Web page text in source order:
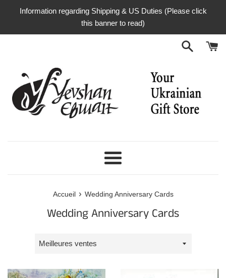
Information regarding Shipping & US Duties (Please click
this banner to read)
Menu
Accueil › Wedding Anniversary Cards
Wedding Anniversary Cards
Trier